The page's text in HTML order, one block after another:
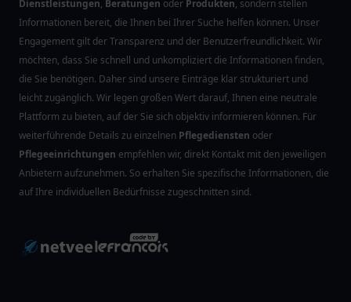
Dienstleistungen, Beratungen oder Produkten, sondern stellen
Informationen bereit, die Ihnen bei Ihrer Suche helfen können. Unser
Engagement gilt der Transparenz und der Benutzerfreundlichkeit. Wir
möchten, dass Sie schnell und unkompliziert die Informationen finden,
die Sie benötigen. Daher sind unsere Einträge klar strukturiert und
leicht zugänglich. Wir legen großen Wert darauf, Ihnen eine neutrale
Plattform zu bieten, auf der Sie sich objektiv informieren können. Für
weiterführende Details zu einzelnen Pflegediensten oder
Pflegeeinrichtungen empfehlen wir, direkt Kontakt mit den jeweiligen
Anbietern aufzunehmen. So erhalten Sie spezifische Informationen, die
auf Ihre individuellen Bedürfnisse zugeschnitten sind.